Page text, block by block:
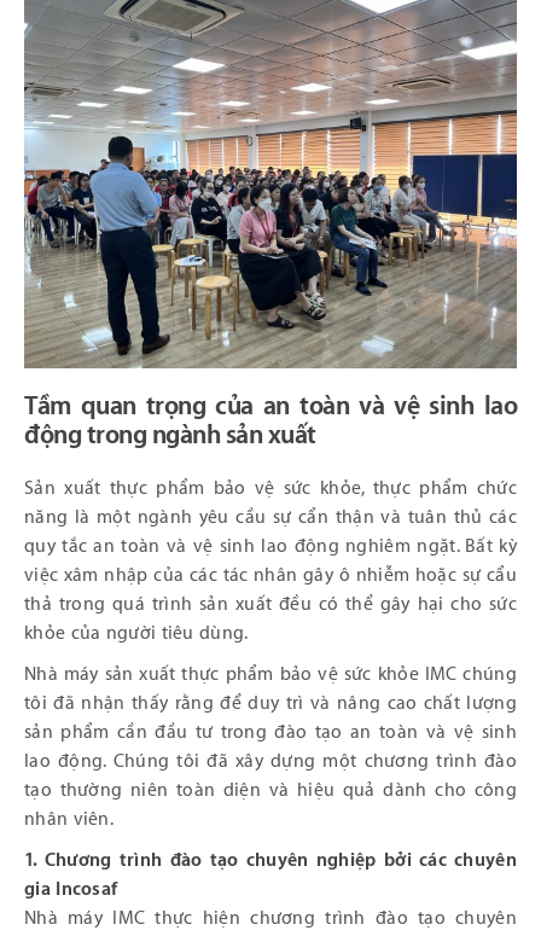
Tầm quan trọng của an toàn và vệ sinh lao
động trong ngành sản xuất
Sản xuất thực phẩm bảo vệ sức khỏe, thực phẩm chức
năng là một ngành yêu cầu sự cẩn thận và tuân thủ các
quy tắc an toàn và vệ sinh lao động nghiêm ngặt. Bất kỳ
việc xâm nhập của các tác nhân gây ô nhiễm hoặc sự cẩu
thả trong quá trình sản xuất đều có thể gây hại cho sức
khỏe của người tiêu dùng.
Nhà máy sản xuất thực phẩm bảo vệ sức khỏe IMC chúng
tôi đã nhận thấy rằng để duy trì và nâng cao chất lượng
sản phẩm cần đầu tư trong đào tạo an toàn và vệ sinh
lao động. Chúng tôi đã xây dựng một chương trình đào
tạo thường niên toàn diện và hiệu quả dành cho công
nhân viên.
1. Chương trình đào tạo chuyên nghiệp bởi các chuyên
gia Incosaf
Nhà máy IMC thực hiện chương trình đào tạo chuyên